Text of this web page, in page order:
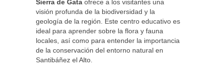
Sierra de Gata ofrece a los visitantes una
visión profunda de la biodiversidad y la
geología de la región. Este centro educativo es
ideal para aprender sobre la flora y fauna
locales, así como para entender la importancia
de la conservación del entorno natural en
Santibáñez el Alto.